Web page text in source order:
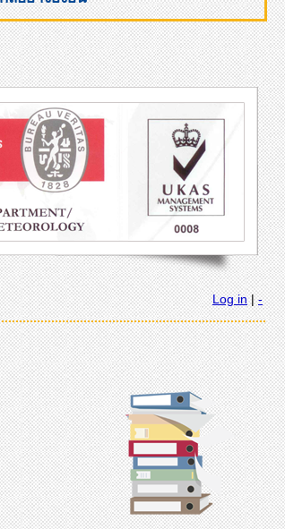
Log in|-